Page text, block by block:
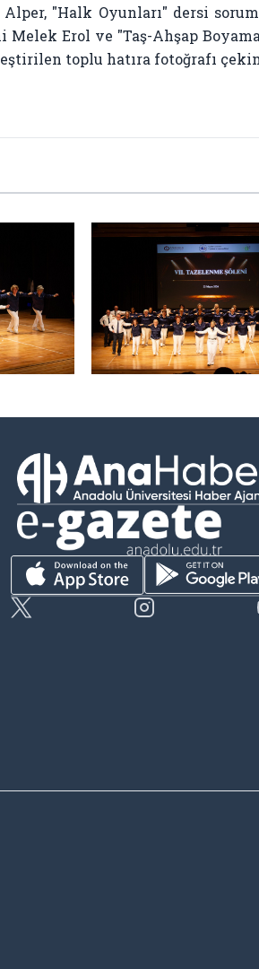
Alper, "Halk Oyunları" dersi
Erol ve "Taş-Ahşap
toplu hatıra fotoğrafı